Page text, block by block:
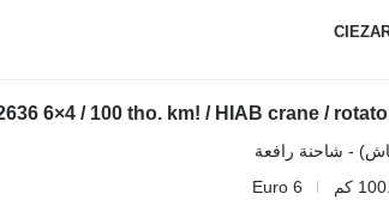
6×4 / 100 tho. km! / HIAB crane /
- شاحنة رافعة
كم
Euro 6